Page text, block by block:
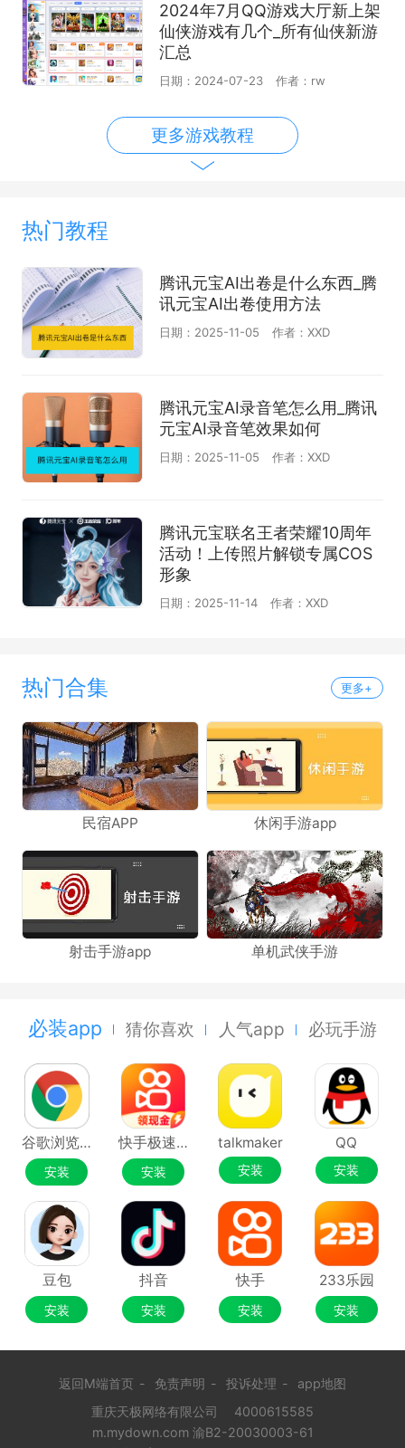
2024年7月QQ游戏大厅新上架
仙侠游戏有几个_所有仙侠新游
汇总
日期：2024-07-23 作者：rw
更多游戏教程
热门教程
腾讯元宝AI出卷是什么东西_腾
讯元宝AI出卷使用方法
日期：2025-11-05 作者：XXD
腾讯元宝AI录音笔怎么用_腾讯
元宝AI录音笔效果如何
日期：2025-11-05 作者：XXD
腾讯元宝联名王者荣耀10周年
活动！上传照片解锁专属COS
形象
日期：2025-11-14 作者：XXD
热门合集 更多+
民宿APP 休闲手游app
射击手游app 单机武侠手游
必装app 猜你喜欢 人气app 必玩手游
谷歌浏览器Google Chrome
安装
快手极速版
安装
talkmaker
安装
QQ
安装
豆包
安装
抖音
安装
快手
安装
233乐园
安装
返回M端首页 - 免责声明 - 投诉处理 -
app地图
重庆天极网络有限公司
4000615585
m.mydown.com 渝B2-20030003-61